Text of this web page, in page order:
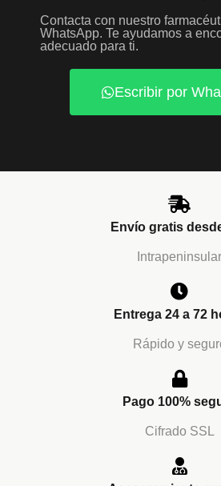
Contacta con nuestro
WhatsApp. Te ayudamos a
adecuado para ti.
Escribir por
Envío gratis
Intrapeninsular
Entrega 24 a 72
Rápido y
Pago 100%
Cifrado SSL